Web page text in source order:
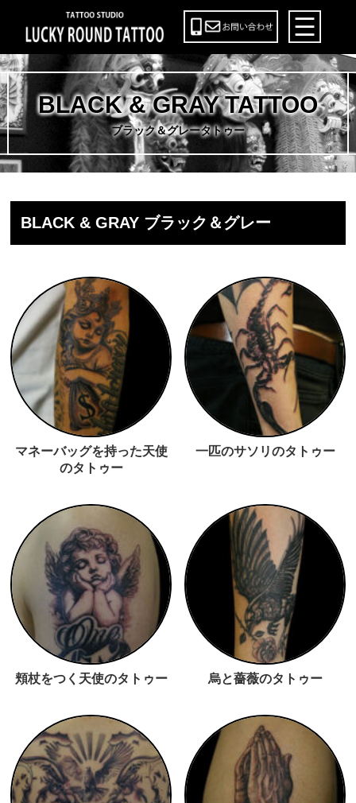
BLACK & GRAY TATTOO
ブラック＆グレータトゥー
BLACK & GRAY ブラック＆グレー
マネーバッグを持った天使
のタトゥー
一匹のサソリのタトゥー
頬杖をつく天使のタトゥー 烏と薔薇のタトゥー